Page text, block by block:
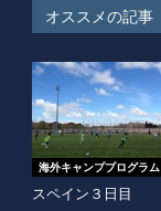
オススメの記事
海外キャンププログラム
スペイン３日目